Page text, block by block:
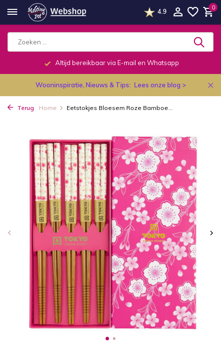
4.9
0
Altijd bereikbaar via E-mail en Whatsapp
Wooninspiratie, Nieuws & Tips: Lees onze blog >
Terug Home Eetstokjes Bloesem Roze Bamboe...